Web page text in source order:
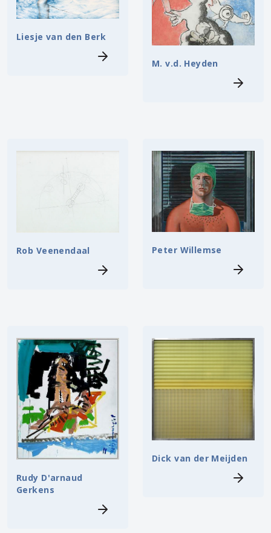
Liesje van den Berk
M. v.d. Heyden
Rob Veenendaal Peter Willemse
Rudy D'arnaud
Gerkens
Dick van der Meijden